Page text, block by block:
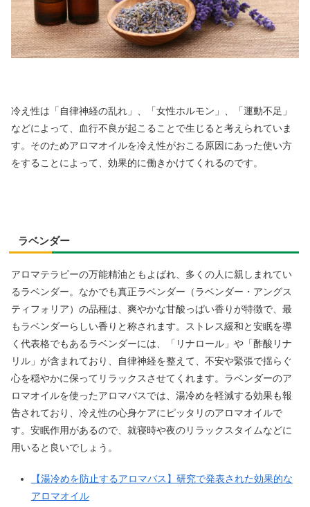
冷え性は「自律神経の乱れ」、「女性ホルモン」、「運動不足」
などによって、血行不良が起こることで生じると考えられていま
す。そのためアロマオイルを冷え性がおこる原因にあった使い方
をすることによって、効果的に働きかけてくれるのです。
ラベンダー
アロマテラピーの万能精油ともよばれ、多くの人に親しまれてい
るラベンダー。なかでも真正ラベンダー（ラベンダー・アングス
ティフォリア）の品種は、爽やかな甘酸っぱい香りが特徴で、最
もラベンダーらしい香りと称されます。ストレス緩和と安眠を導
く代表格でもあるラベンダーには、「リナロール」や「酢酸リナ
リル」が含まれており、自律神経を整えて、不安や緊張で揺らぐ
心を穏やかに保ってリラックスさせてくれます。ラベンダーのア
ロマオイルを使ったアロマバスでは、湯冷めを軽減する効果も報
告されており、冷え性の心身ケアにピッタリのアロマオイルで
す。安眠作用があるので、就寝時や夜のリラックスタイムなどに
用いると良いでしょう。
【湯冷めを防止するアロマバス】研究で発表された効果的な
アロマオイル